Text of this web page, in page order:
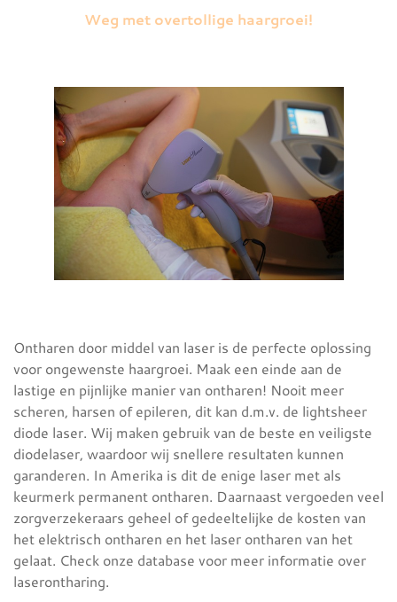
Weg met overtollige haargroei!
Ontharen door middel van laser is de perfecte oplossing
voor ongewenste haargroei. Maak een einde aan de
lastige en pijnlijke manier van ontharen! Nooit meer
scheren, harsen of epileren, dit kan d.m.v. de lightsheer
diode laser. Wij maken gebruik van de beste en veiligste
diodelaser, waardoor wij snellere resultaten kunnen
garanderen. In Amerika is dit de enige laser met als
keurmerk permanent ontharen. Daarnaast vergoeden veel
zorgverzekeraars geheel of gedeeltelijke de kosten van
het elektrisch ontharen en het laser ontharen van het
gelaat. Check onze database voor meer informatie over
laserontharing.